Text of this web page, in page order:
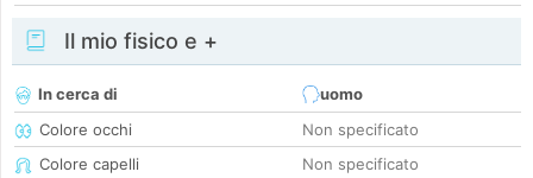
Il mio fisico e +
In cerca di
uomo
Colore occhi
Non specificato
Colore capelli
Non specificato